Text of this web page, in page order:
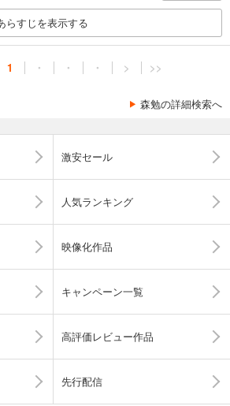
らすじを表示する
1 ・ ・ ・ > >>
森勉の詳細検索へ
激安セール
人気ランキング
映像化作品
キャンペーン一覧
高評価レビュー作品
先行配信